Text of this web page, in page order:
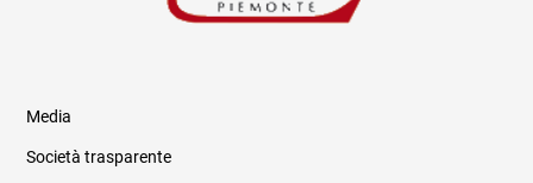
Media
Società trasparente